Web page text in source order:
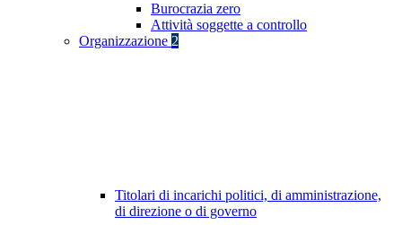
Burocrazia zero
Attività soggette a controllo
Organizzazione 2
Titolari di incarichi politici, di amministrazione,
di direzione o di governo